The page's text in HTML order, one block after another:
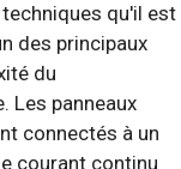
qu'il est
des principaux
du
Les panneaux
connectés à un
courant continu